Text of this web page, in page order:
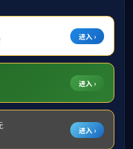
，我院院长张登银
双方就人才培养、
了烽火通信企业展
总经理对我院领导
邀请表示感谢，他